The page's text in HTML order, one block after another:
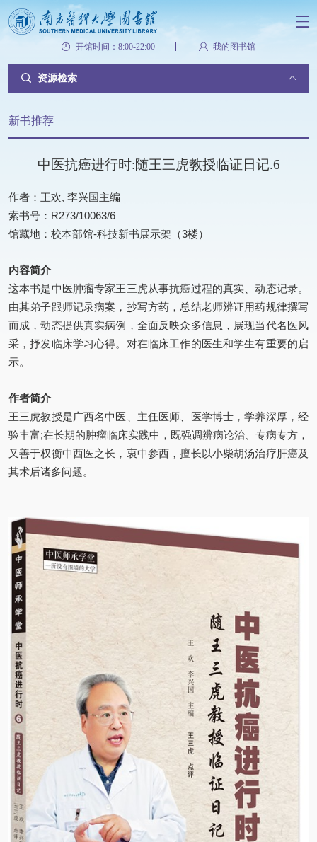
开馆时间：8:00-22:00 我的图书馆
资源检索
新书推荐
中医抗癌进行时:随王三虎教授临证日记.6
作者：王欢, 李兴国主编
索书号：R273/10063/6
馆藏地：校本部馆-科技新书展示架（3楼）
内容简介
这本书是中医肿瘤专家王三虎从事抗癌过程的真实、动态记录。
由其弟子跟师记录病案，抄写方药，总结老师辨证用药规律撰写
而成，动态提供真实病例，全面反映众多信息，展现当代名医风
采，抒发临床学习心得。对在临床工作的医生和学生有重要的启
示。
作者简介
王三虎教授是广西名中医、主任医师、医学博士，学养深厚，经
验丰富;在长期的肿瘤临床实践中，既强调辨病论治、专病专方，
又善于权衡中西医之长，衷中参西，擅长以小柴胡汤治疗肝癌及
其术后诸多问题。